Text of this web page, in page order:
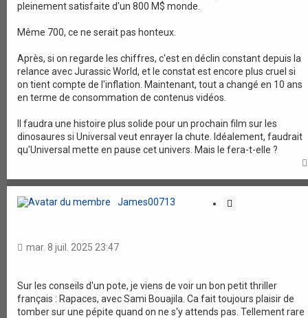
pleinement satisfaite d'un 800 M$ monde.
Même 700, ce ne serait pas honteux.
Après, si on regarde les chiffres, c'est en déclin constant depuis la
relance avec Jurassic World, et le constat est encore plus cruel si
on tient compte de l'inflation. Maintenant, tout a changé en 10 ans
en terme de consommation de contenus vidéos.
Il faudra une histoire plus solide pour un prochain film sur les
dinosaures si Universal veut enrayer la chute. Idéalement, faudrait
qu'Universal mette en pause cet univers. Mais le fera-t-elle ?
James00713
o
n
mar. 8 juil. 2025 23:47
Sur les conseils d'un pote, je viens de voir un bon petit thriller
français : Rapaces, avec Sami Bouajila. Ca fait toujours plaisir de
tomber sur une pépite quand on ne s'y attends pas. Tellement rare